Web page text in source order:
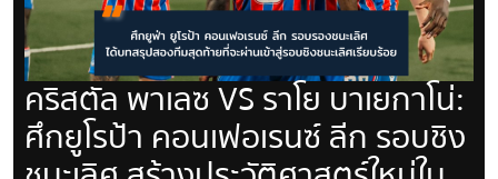
คริสตัล พาเลซ VS ราโย บาเยกาโน่:
ศึกยูโรป้า คอนเฟอเรนซ์ ลีก รอบชิง